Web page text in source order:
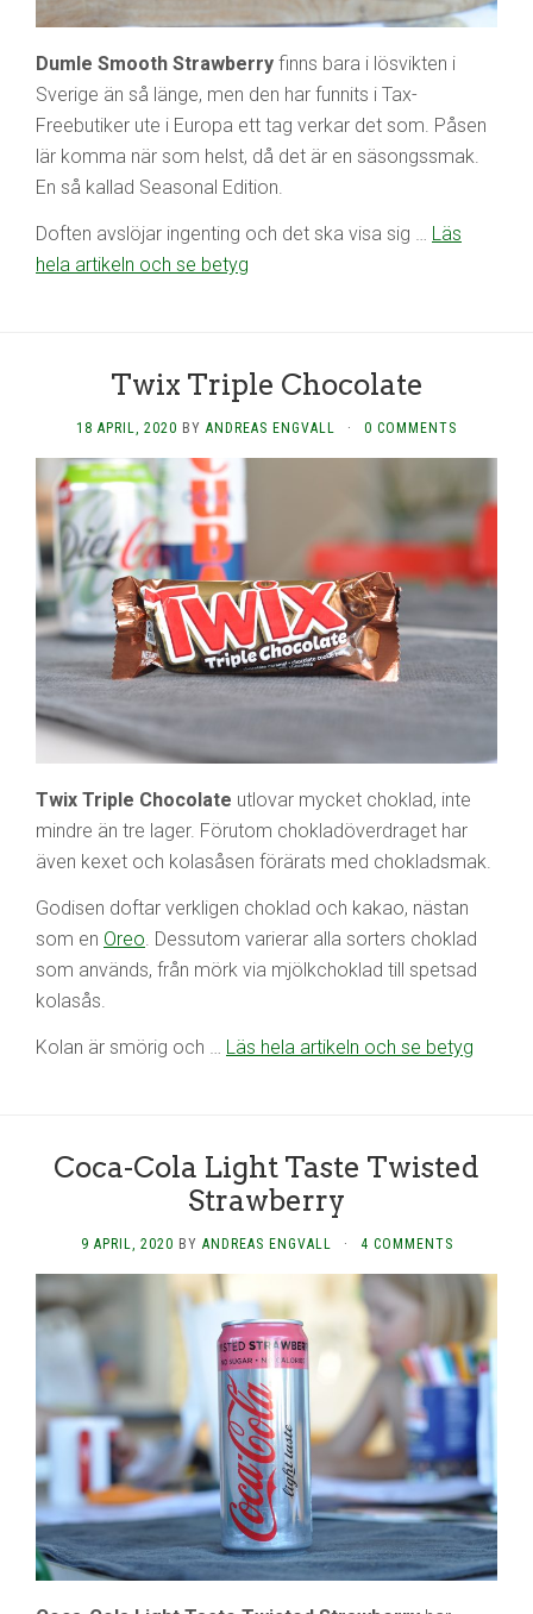
Dumle Smooth Strawberry finns bara i lösvikten i
Sverige än så länge, men den har funnits i Tax-
Freebutiker ute i Europa ett tag verkar det som. Påsen
lär komma när som helst, då det är en säsongssmak.
En så kallad Seasonal Edition.
Doften avslöjar ingenting och det ska visa sig … Läs
hela artikeln och se betyg
Twix Triple Chocolate
18 APRIL, 2020 BY ANDREAS ENGVALL · 0 COMMENTS
Twix Triple Chocolate utlovar mycket choklad, inte
mindre än tre lager. Förutom chokladöverdraget har
även kexet och kolasåsen förärats med chokladsmak.
Godisen doftar verkligen choklad och kakao, nästan
som en Oreo. Dessutom varierar alla sorters choklad
som används, från mörk via mjölkchoklad till spetsad
kolasås.
Kolan är smörig och … Läs hela artikeln och se betyg
Coca-Cola Light Taste Twisted
Strawberry
9 APRIL, 2020 BY ANDREAS ENGVALL · 4 COMMENTS